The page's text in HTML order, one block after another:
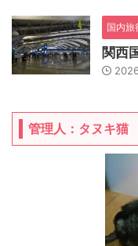
国内旅
関西
管理人：タヌキ猫